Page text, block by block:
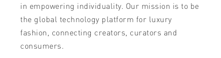
in empowering individuality. Our mission is to be
the global technology platform for luxury
fashion, connecting creators, curators and
consumers.